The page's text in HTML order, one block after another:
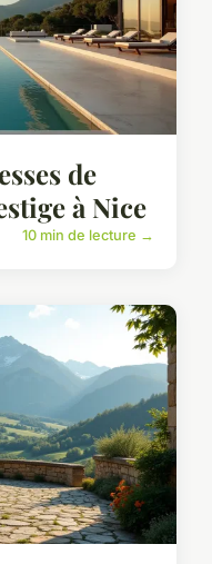
de
à Nice
10 min de lecture →